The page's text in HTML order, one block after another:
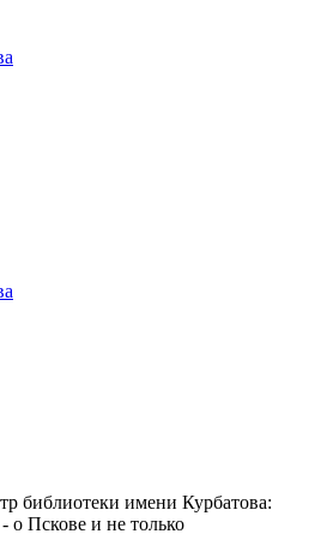
библиотеки имени Курбатова:
о Пскове и не только